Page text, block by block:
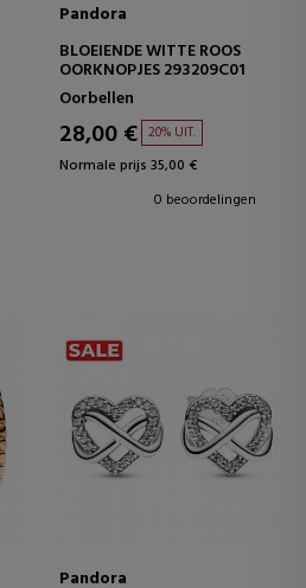
Pandora
BLOEIENDE WITTE ROOS
OORKNOPJES 293209C01
Oorbellen
28,00 € 20% UIT.
Normale prijs 35,00 €
0 beoordelingen
Pandora